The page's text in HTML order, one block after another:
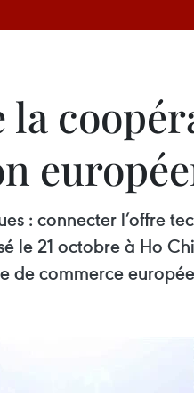
la
: connecter l’offre
le 21 octobre à Ho
de commerce